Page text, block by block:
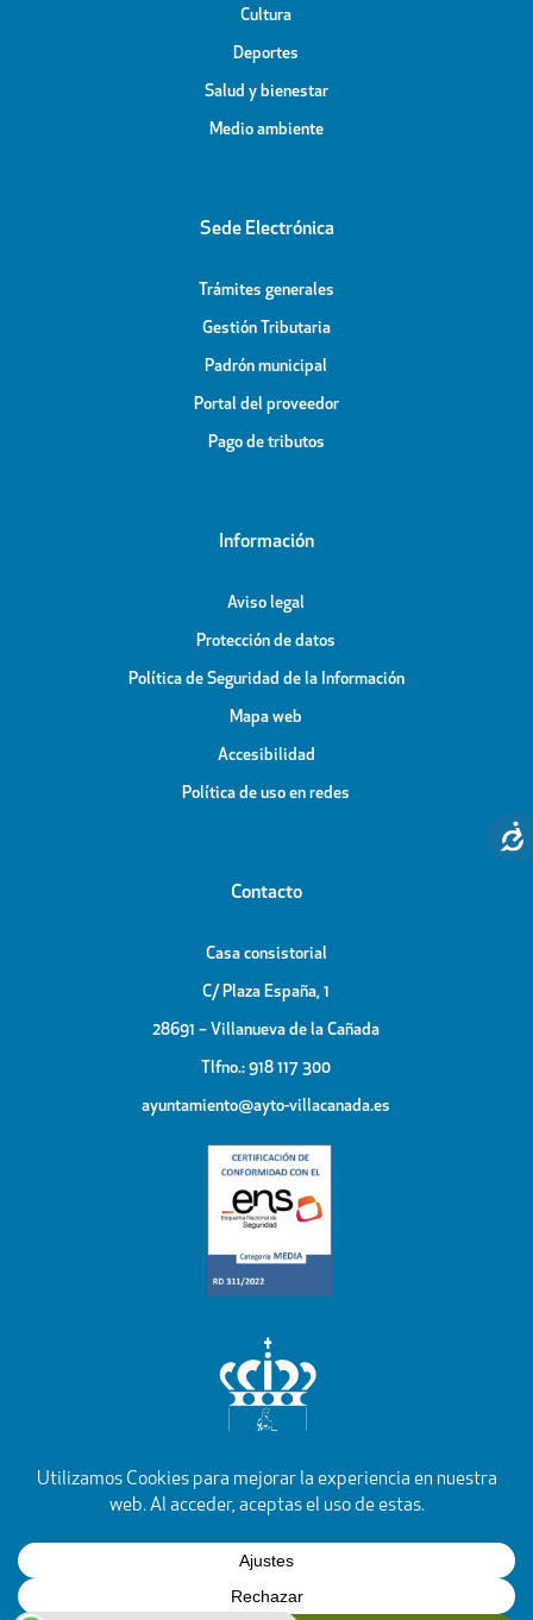
Cultura
Deportes
Salud y bienestar
Medio ambiente
Sede Electrónica
Trámites generales
Gestión Tributaria
Padrón municipal
Portal del proveedor
Pago de tributos
Información
Aviso legal
Protección de datos
Política de Seguridad de la Información
Mapa web
Accesibilidad
Política de uso en redes
Contacto
Casa consistorial
C/ Plaza España, 1
28691 – Villanueva de la Cañada
Tlfno.: 918 117 300
ayuntamiento@ayto-villacanada.es
YouTubeFacebookInstagram